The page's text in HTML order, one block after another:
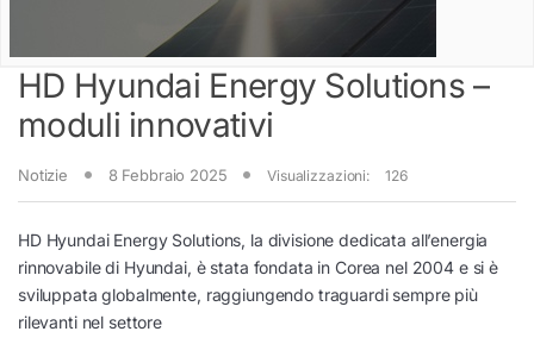
HD Hyundai Energy Solutions –
moduli innovativi
Notizie 8 Febbraio 2025 Visualizzazioni: 126
HD Hyundai Energy Solutions, la divisione dedicata all’energia
rinnovabile di Hyundai, è stata fondata in Corea nel 2004 e si è
sviluppata globalmente, raggiungendo traguardi sempre più
rilevanti nel settore